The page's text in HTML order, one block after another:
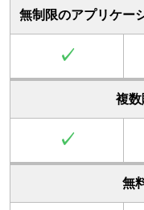
無制限のアプリケー
✓
複
✓
無